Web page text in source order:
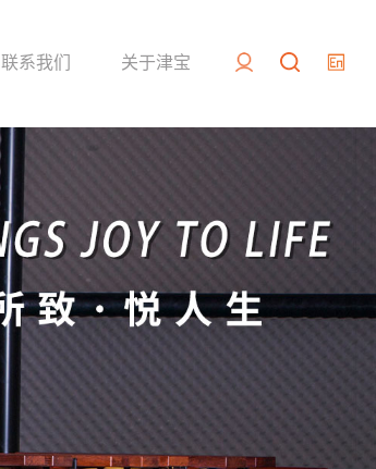
联系我们 关于津宝